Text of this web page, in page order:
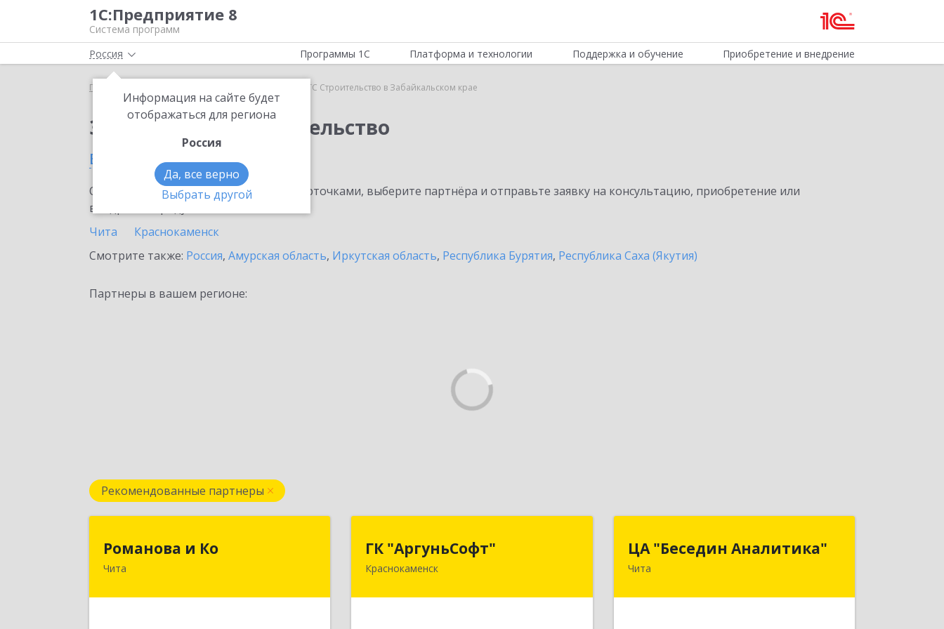
1С:Предприятие 8
Система программ
Россия
Информация на сайте будет
отображаться для региона
Россия
Да, все верно
Выбрать другой
Программы 1С Платформа и технологии Поддержка и обучение Приобретение и внедрение
Главная ИТС Строительство в Забайкальском крае
Заказать ИТС Строительство
в Забайкальском крае
Ознакомьтесь с информационными карточками, выберите партнёра и отправьте заявку на консультацию, приобретение или
внедрение продукта.
Чита
Краснокаменск
Смотрите также: Россия, Амурская область, Иркутская область, Республика Бурятия, Республика Саха (Якутия)
Партнеры в вашем регионе:
Рекомендованные партнеры
Романова и Ко
Чита672000, Забайкальский край, Чита г,
ГК "АргуньСофт"
Краснокаменск
ГК "АргуньСофт"
674673, Забайкальский край,
ЦА "Беседин Аналитика"
Чита672039, Забайкальский край, Чита г,